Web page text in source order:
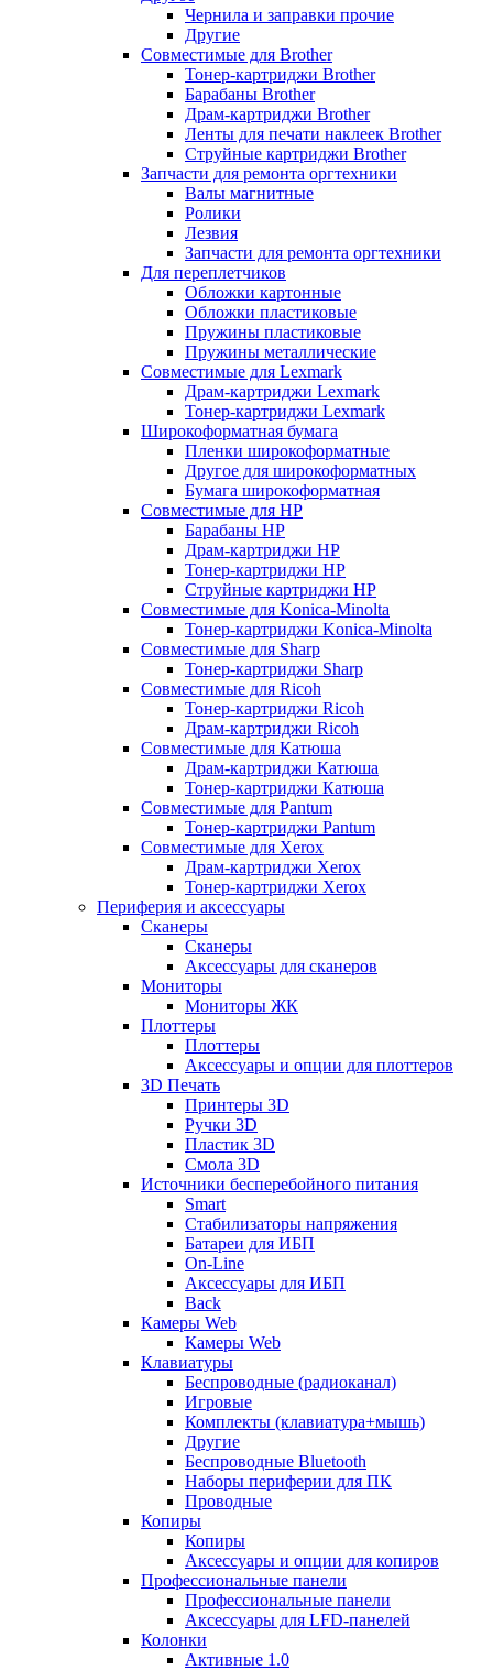
Чернила и заправки прочие
Другие
Совместимые для Brother
Тонер-картриджи Brother
Барабаны Brother
Драм-картриджи Brother
Ленты для печати наклеек Brother
Струйные картриджи Brother
Запчасти для ремонта оргтехники
Валы магнитные
Ролики
Лезвия
Запчасти для ремонта оргтехники
Для переплетчиков
Обложки картонные
Обложки пластиковые
Пружины пластиковые
Пружины металлические
Совместимые для Lexmark
Драм-картриджи Lexmark
Тонер-картриджи Lexmark
Широкоформатная бумага
Пленки широкоформатные
Другое для широкоформатных
Бумага широкоформатная
Совместимые для HP
Барабаны HP
Драм-картриджи HP
Тонер-картриджи HP
Струйные картриджи HP
Совместимые для Konica-Minolta
Тонер-картриджи Konica-Minolta
Совместимые для Sharp
Тонер-картриджи Sharp
Совместимые для Ricoh
Тонер-картриджи Ricoh
Драм-картриджи Ricoh
Совместимые для Катюша
Драм-картриджи Катюша
Тонер-картриджи Катюша
Совместимые для Pantum
Тонер-картриджи Pantum
Совместимые для Xerox
Драм-картриджи Xerox
Тонер-картриджи Xerox
Периферия и аксессуары
Сканеры
Сканеры
Аксессуары для сканеров
Мониторы
Мониторы ЖК
Плоттеры
Плоттеры
Аксессуары и опции для плоттеров
3D Печать
Принтеры 3D
Ручки 3D
Пластик 3D
Смола 3D
Источники бесперебойного питания
Smart
Стабилизаторы напряжения
Батареи для ИБП
On-Line
Аксессуары для ИБП
Back
Камеры Web
Камеры Web
Клавиатуры
Беспроводные (радиоканал)
Игровые
Комплекты (клавиатура+мышь)
Другие
Беспроводные Bluetooth
Наборы периферии для ПК
Проводные
Копиры
Копиры
Аксессуары и опции для копиров
Профессиональные панели
Профессиональные панели
Аксессуары для LFD-панелей
Колонки
Активные 1.0